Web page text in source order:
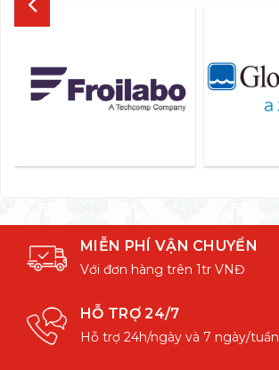
MIỄN PHÍ VẬN CHUYỂN
Với đơn hàng trên 1tr VNĐ
HỖ TRỢ 24/7
Hỗ trợ 24h/ngày và 7 ngày/tuần